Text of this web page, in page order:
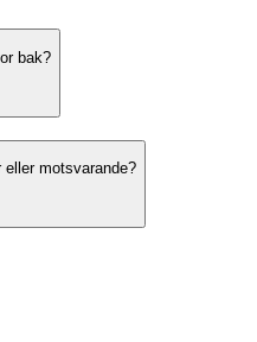
bak?
eller motsvarande?